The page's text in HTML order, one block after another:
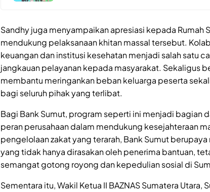
Sandhy juga menyampaikan apresiasi kepada Rumah
mendukung pelaksanaan khitan massal tersebut.
keuangan dan institusi kesehatan menjadi salah satu
jangkauan pelayanan kepada masyarakat. Sekaligus
membantu meringankan beban keluarga peserta
bagi seluruh pihak yang terlibat.
Bagi Bank Sumut, program seperti ini menjadi bagian
peran perusahaan dalam mendukung kesejahteraan
pengelolaan zakat yang terarah, Bank Sumut
yang tidak hanya dirasakan oleh penerima bantuan,
semangat gotong royong dan kepedulian sosial di
Sementara itu, Wakil Ketua II BAZNAS Sumatera Utara,